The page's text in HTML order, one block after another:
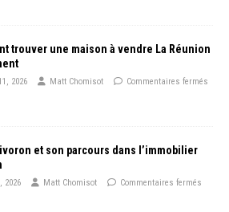
trouver une maison à vendre La Réunion
2026 Matt Chomisot Commentaires fermés
et son parcours dans l’immobilier
2026 Matt Chomisot Commentaires fermés